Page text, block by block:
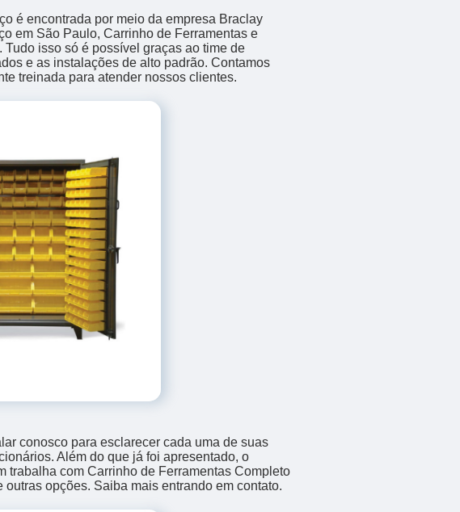
é encontrada por meio da empresa Braclay
em São Paulo, Carrinho de Ferramentas e
Tudo isso só é possível graças ao time de
e as instalações de alto padrão. Contamos
treinada para atender nossos clientes.
conosco para esclarecer cada uma de suas
Além do que já foi apresentado, o
trabalha com Carrinho de Ferramentas Completo
outras opções. Saiba mais entrando em contato.